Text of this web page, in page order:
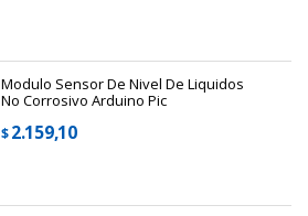
Modulo Sensor De Nivel De Liquidos
No Corrosivo Arduino Pic
$2.159,10